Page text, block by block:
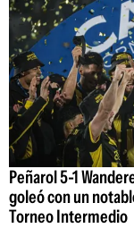
Peñarol 5-1
goleó con un
Torneo Intermedio